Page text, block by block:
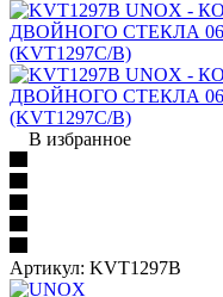
В избранное
Артикул: KVT1297B